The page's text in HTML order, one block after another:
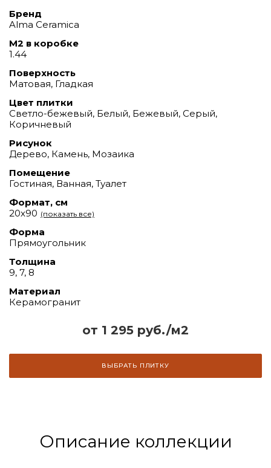
от 1 295 руб./м2
ВЫБРАТЬ ПЛИТКУ
Бренд
Alma Ceramica
М2 в коробке
1.44
Поверхность
Матовая, Гладкая
Цвет плитки
Светло-бежевый, Белый, Бежевый, Серый,
Коричневый
Рисунок
Дерево, Камень, Мозаика
Помещение
Гостиная, Ванная, Туалет
Формат, см
20х90 (показать все)
Форма
Прямоугольник
Толщина
9, 7, 8
Материал
Керамогранит
Описание коллекции